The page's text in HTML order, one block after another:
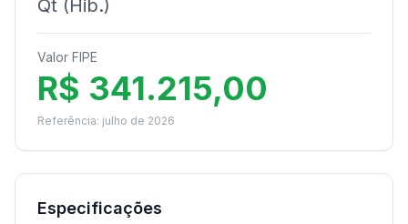
Qt (Hib.)
Valor FIPE
R$ 341.215,00
Referência: julho de 2026
Especificações